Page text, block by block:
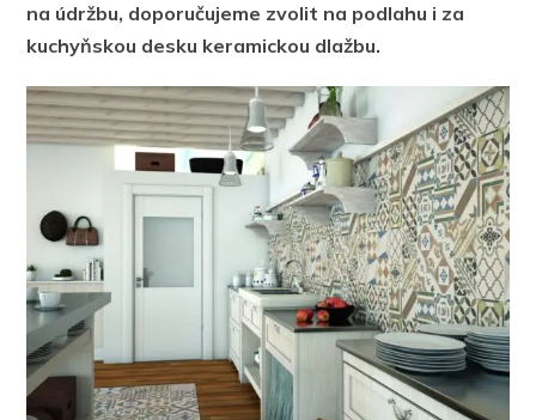
na údržbu, doporučujeme zvolit na podlahu i za
kuchyňskou desku keramickou dlažbu.